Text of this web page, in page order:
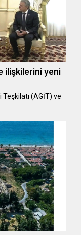
ilişkilerini yeni
(AGİT) ve